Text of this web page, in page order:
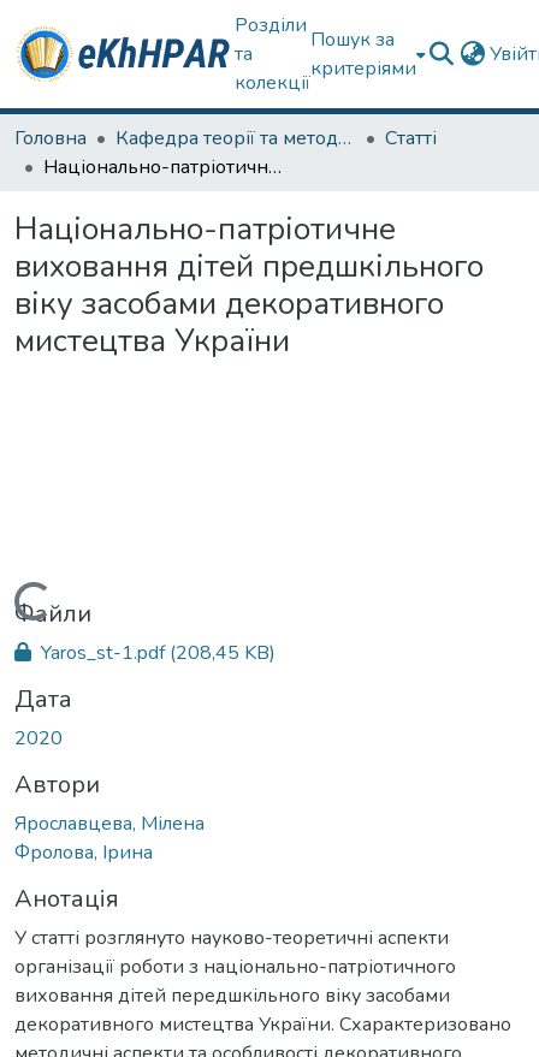
Розділи
та
колекції
Пошук за
критеріями
Головна Кафедра теорії та методик дошкільної освіти
Статті
Національно-патріотичне виховання дітей предшкільного віку засобами декоративного мистецтва України
Національно-патріотичне
виховання дітей предшкільного
віку засобами декоративного
мистецтва України
Вантажиться...
Файли
Yaros_st-1.pdf(208,45 KB)
Дата
2020
Автори
Ярославцева, Мілена
Фролова, Ірина
Анотація
У статті розглянуто науково-теоретичні аспекти
організації роботи з національно-патріотичного
виховання дітей передшкільного віку засобами
декоративного мистецтва України. Схарактеризовано